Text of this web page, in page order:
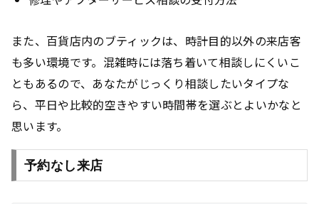
また、百貨店内のブティックは、時計目的以外の来店客
も多い環境です。混雑時には落ち着いて相談しにくいこ
ともあるので、あなたがじっくり相談したいタイプな
ら、平日や比較的空きやすい時間帯を選ぶとよいかなと
思います。
予約なし来店